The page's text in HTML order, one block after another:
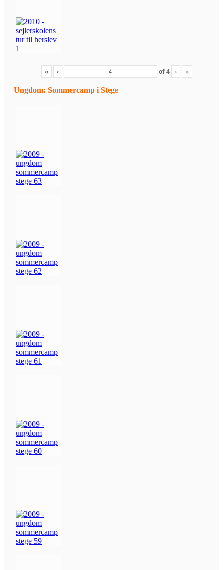
« ‹ of4 › »
Ungdom: Sommercamp i Stege